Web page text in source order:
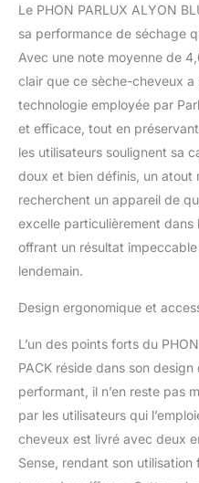
à
Le PHON PARLUX ALYON
sa performance de séchage
Avec une note moyenne de
clair que ce sèche-cheveux a
technologie employée par
et efficace, tout en
les utilisateurs soulignent sa
doux et bien définis, un atout
recherchent un appareil de
excelle particulièrement dans
offrant un résultat
lendemain.
Design ergonomique et
L’un des points forts du
PACK réside dans son
performant, il n’en reste pas
par les utilisateurs qui
cheveux est livré avec deux
Sense, rendant son